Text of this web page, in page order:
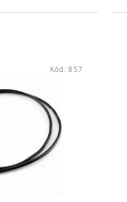
Kód:857